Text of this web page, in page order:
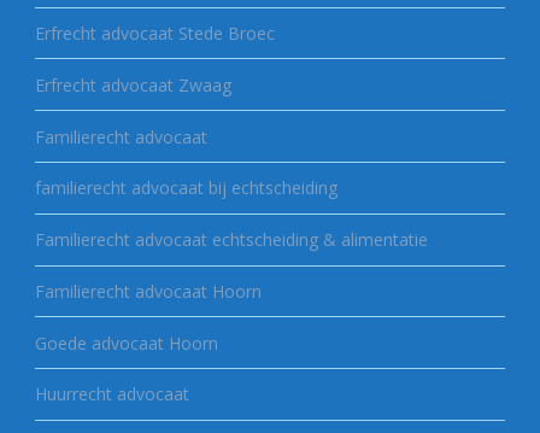
Erfrecht advocaat Stede Broec
Erfrecht advocaat Zwaag
Familierecht advocaat
familierecht advocaat bij echtscheiding
Familierecht advocaat echtscheiding & alimentatie
Familierecht advocaat Hoorn
Goede advocaat Hoorn
Huurrecht advocaat